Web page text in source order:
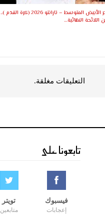
ألعاب البحر الأبيض المتوسط – تارانتو 2026 (كرة القدم )..
النهائية…
التعليقات مغلقة.
تابعونا على
فيسبوك
إعجابات
تويتر
متابعين